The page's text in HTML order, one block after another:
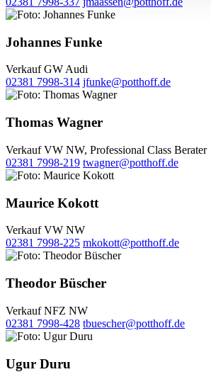
Johannes Funke
Verkauf GW Audi
02381 7998-314 jfunke@potthoff.de
Thomas Wagner
Verkauf VW NW, Professional Class Berater
02381 7998-219 twagner@potthoff.de
Maurice Kokott
Verkauf VW NW
02381 7998-225 mkokott@potthoff.de
Theodor Büscher
Verkauf NFZ NW
02381 7998-428 tbuescher@potthoff.de
Ugur Duru